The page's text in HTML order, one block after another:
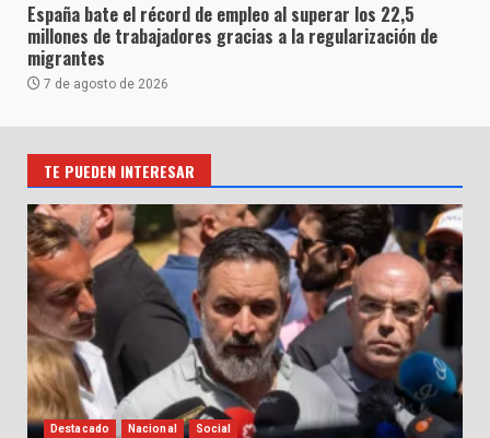
España bate el récord de empleo al superar los 22,5
millones de trabajadores gracias a la regularización de
migrantes
7 de agosto de 2026
TE PUEDEN INTERESAR
Destacado Nacional Social